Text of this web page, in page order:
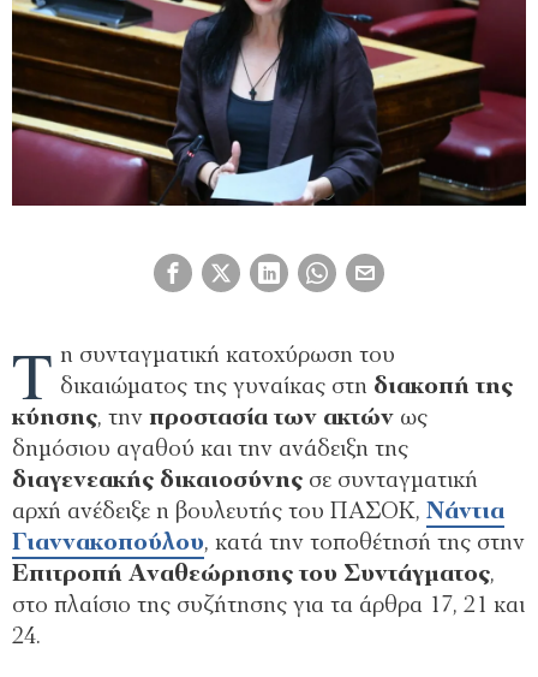
Τ η συνταγματική κατοχύρωση του
δικαιώματος της γυναίκας στη διακοπή της
κύησης, την προστασία των ακτών ως
δημόσιου αγαθού και την ανάδειξη της
διαγενεακής δικαιοσύνης σε συνταγματική
αρχή ανέδειξε η βουλευτής του ΠΑΣΟΚ, Νάντια
Γιαννακοπούλου, κατά την τοποθέτησή της στην
Επιτροπή Αναθεώρησης του Συντάγματος,
στο πλαίσιο της συζήτησης για τα άρθρα 17, 21 και
24.